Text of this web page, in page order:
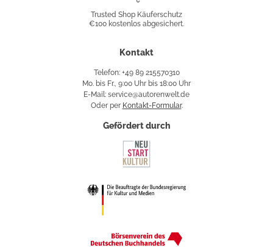
Käuferschutz
Trusted Shop Käuferschutz
€100 kostenlos abgesichert.
Kontakt
Telefon: +49 89 215570310
Mo. bis Fr., 9:00 Uhr bis 18:00 Uhr
E-Mail: service@autorenwelt.de
Oder per Kontakt-Formular.
Gefördert durch